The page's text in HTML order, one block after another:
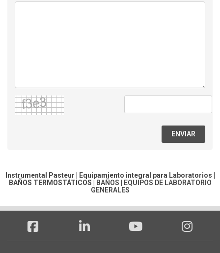
ENVIAR
Instrumental Pasteur | Equipamiento integral para Laboratorios |
BAÑOS TERMOSTÁTICOS
BAÑOS
EQUIPOS DE LABORATORIO
GENERALES